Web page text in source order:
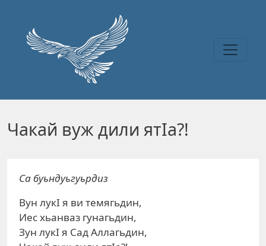
Чакай вуж дили ятІа?!
Са буьндуьгуьрдиз
Вун лукІ я ви темягьдин,
Иес хьанваз гунагьдин,
Зун лукІ я Сад Аллагьдин,